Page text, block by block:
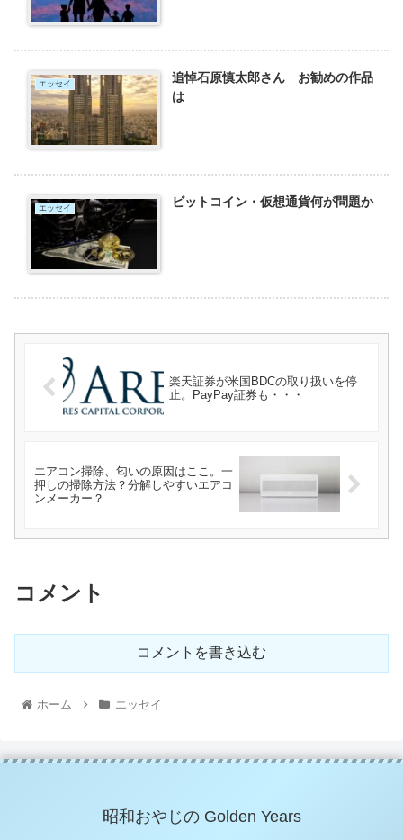
エッセイ
追悼石原慎太郎さん お勧めの作品
は
エッセイ ビットコイン・仮想通貨何が問題か
楽天証券が米国BDCの取り扱いを停
止。PayPay証券も・・・
エアコン掃除、匂いの原因はここ。一
押しの掃除方法？分解しやすいエアコ
ンメーカー？
コメント
コメントを書き込む
ホーム エッセイ
昭和おやじの Golden Years